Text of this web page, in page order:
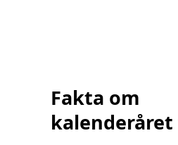
Fakta om
kalenderåret